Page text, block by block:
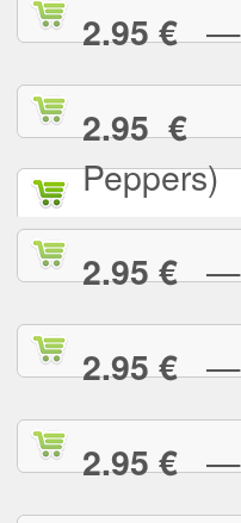
2.95 €—
2.95 €—
Peppers)
2.95 €—
2.95 €—
2.95 €—